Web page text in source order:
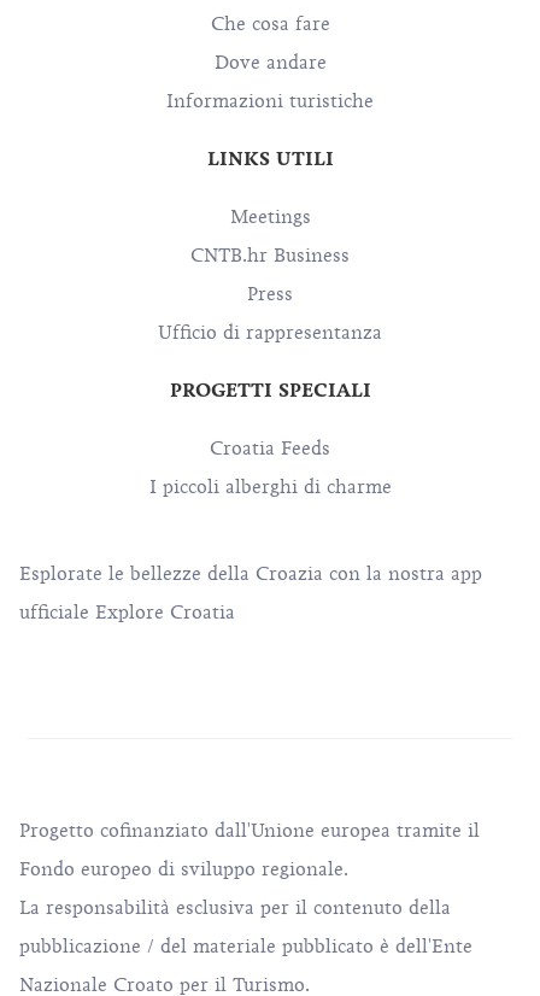
Che cosa fare
Dove andare
Informazioni turistiche
LINKS UTILI
Meetings
CNTB.hr Business
Press
Ufficio di rappresentanza
PROGETTI SPECIALI
Croatia Feeds
I piccoli alberghi di charme
Esplorate le bellezze della Croazia con la nostra app
ufficiale Explore Croatia
Progetto cofinanziato dall'Unione europea tramite il
Fondo europeo di sviluppo regionale.
La responsabilità esclusiva per il contenuto della
pubblicazione / del materiale pubblicato è dell'Ente
Nazionale Croato per il Turismo.